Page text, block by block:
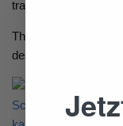
transportieren.
Third of Life wurde
des Instituts für